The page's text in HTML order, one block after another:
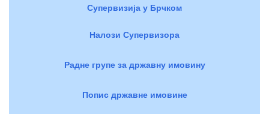
Супервизија у Брчком
Налози Супервизора
Радне групе за државну имовину
Попис државне имовине